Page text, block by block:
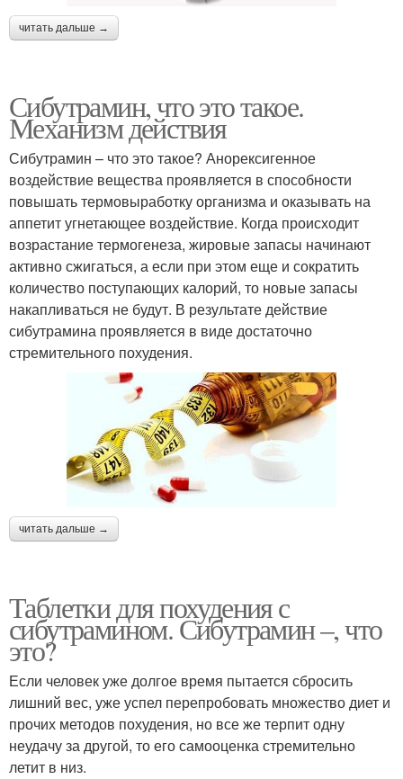
читать дальше →
Сибутрамин, что это такое.
Механизм действия
Сибутрамин – что это такое? Анорексигенное
воздействие вещества проявляется в способности
повышать термовыработку организма и оказывать на
аппетит угнетающее воздействие. Когда происходит
возрастание термогенеза, жировые запасы начинают
активно сжигаться, а если при этом еще и сократить
количество поступающих калорий, то новые запасы
накапливаться не будут. В результате действие
сибутрамина проявляется в виде достаточно
стремительного похудения.
читать дальше →
Таблетки для похудения с
сибутрамином. Сибутрамин –, что
это?
Если человек уже долгое время пытается сбросить
лишний вес, уже успел перепробовать множество диет и
прочих методов похудения, но все же терпит одну
неудачу за другой, то его самооценка стремительно
летит в низ.